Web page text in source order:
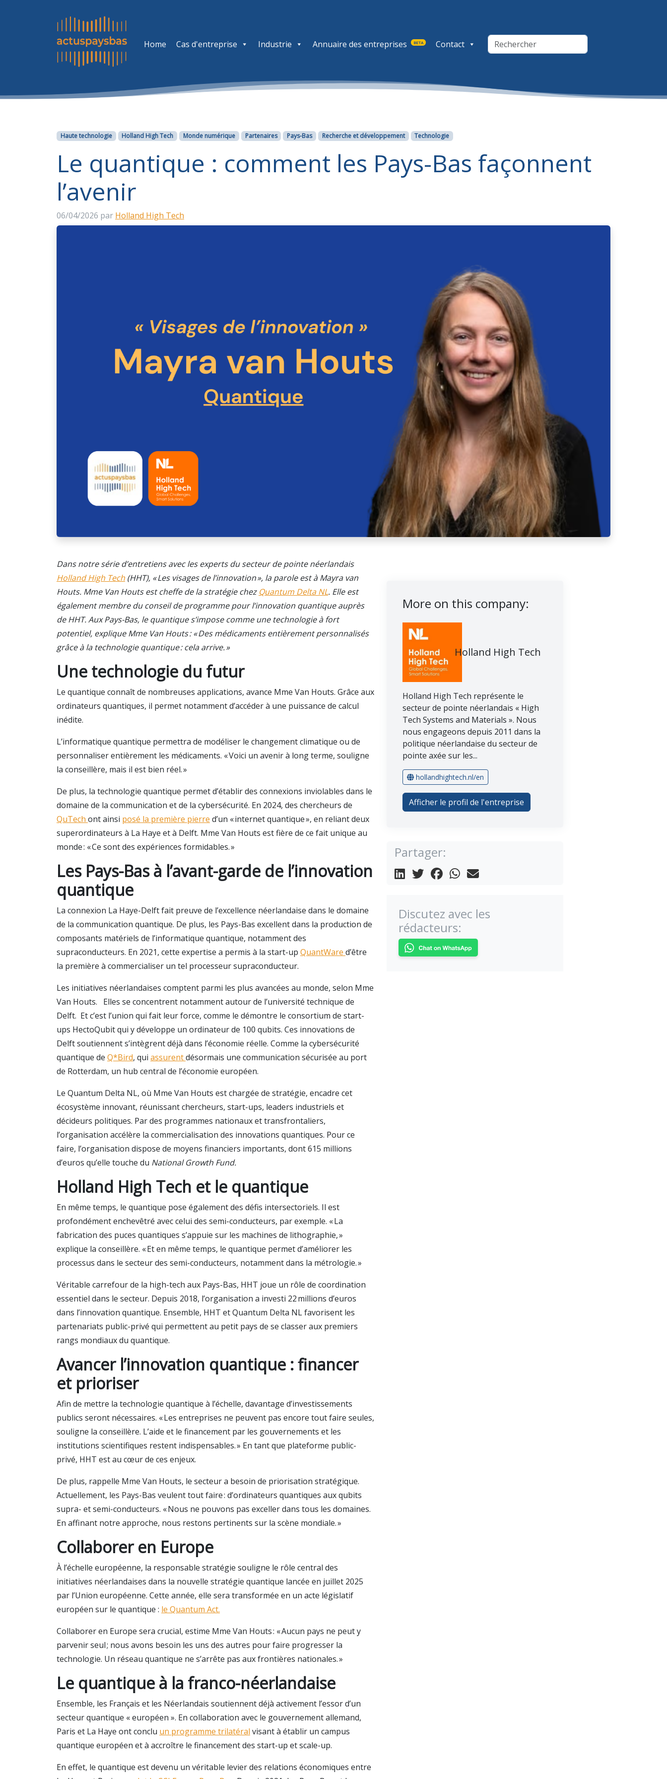
Home Cas d'entreprise Industrie Annuaire des entreprises BETA Contact
Catégories
Haute technologie Holland High Tech Monde numérique Partenaires Pays-Bas Recherche et développement Technologie
Le quantique : comment les Pays-Bas façonnent
l’avenir
06/04/2026 par Holland High Tech
Dans notre série d’entretiens avec les experts du secteur de pointe néerlandais
Holland High Tech (HHT), « Les visages de l’innovation », la parole est à Mayra van
Houts. Mme Van Houts est cheffe de la stratégie chez Quantum Delta NL. Elle est
également membre du conseil de programme pour l’innovation quantique auprès
de HHT. Aux Pays-Bas, le quantique s’impose comme une technologie à fort
potentiel, explique Mme Van Houts : « Des médicaments entièrement personnalisés
grâce à la technologie quantique : cela arrive. »
Une technologie du futur
Le quantique connaît de nombreuses applications, avance Mme Van Houts. Grâce aux
ordinateurs quantiques, il permet notamment d’accéder à une puissance de calcul
inédite.
L’informatique quantique permettra de modéliser le changement climatique ou de
personnaliser entièrement les médicaments. « Voici un avenir à long terme, souligne
la conseillère, mais il est bien réel. »
De plus, la technologie quantique permet d’établir des connexions inviolables dans le
domaine de la communication et de la cybersécurité. En 2024, des chercheurs de
QuTech ont ainsi posé la première pierre d’un « internet quantique », en reliant deux
superordinateurs à La Haye et à Delft. Mme Van Houts est fière de ce fait unique au
monde : « Ce sont des expériences formidables. »
Les Pays-Bas à l’avant-garde de l’innovation
quantique
La connexion La Haye-Delft fait preuve de l’excellence néerlandaise dans le domaine
de la communication quantique. De plus, les Pays-Bas excellent dans la production de
composants matériels de l’informatique quantique, notamment des
supraconducteurs. En 2021, cette expertise a permis à la start-up QuantWare d’être
la première à commercialiser un tel processeur supraconducteur.
Les initiatives néerlandaises comptent parmi les plus avancées au monde, selon Mme
Van Houts. Elles se concentrent notamment autour de l’université technique de
Delft. Et c’est l’union qui fait leur force, comme le démontre le consortium de start-
ups HectoQubit qui y développe un ordinateur de 100 qubits. Ces innovations de
Delft soutiennent s’intègrent déjà dans l’économie réelle. Comme la cybersécurité
quantique de Q*Bird, qui assurentdésormais une communication sécurisée au port
de Rotterdam, un hub central de l’économie européen.
Le Quantum Delta NL, où Mme Van Houts est chargée de stratégie, encadre cet
écosystème innovant, réunissant chercheurs, start-ups, leaders industriels et
décideurs politiques. Par des programmes nationaux et transfrontaliers,
l’organisation accélère la commercialisation des innovations quantiques. Pour ce
faire, l’organisation dispose de moyens financiers importants, dont 615 millions
d’euros qu’elle touche du National Growth Fund.
Holland High Tech et le quantique
En même temps, le quantique pose également des défis intersectoriels. Il est
profondément enchevêtré avec celui des semi-conducteurs, par exemple. « La
fabrication des puces quantiques s’appuie sur les machines de lithographie, »
explique la conseillère. « Et en même temps, le quantique permet d’améliorer les
processus dans le secteur des semi-conducteurs, notamment dans la métrologie. »
Véritable carrefour de la high-tech aux Pays-Bas, HHT joue un rôle de coordination
essentiel dans le secteur. Depuis 2018, l’organisation a investi 22 millions d’euros
dans l’innovation quantique. Ensemble, HHT et Quantum Delta NL favorisent les
partenariats public-privé qui permettent au petit pays de se classer aux premiers
rangs mondiaux du quantique.
Avancer l’innovation quantique : financer
et prioriser
Afin de mettre la technologie quantique à l’échelle, davantage d’investissements
publics seront nécessaires. « Les entreprises ne peuvent pas encore tout faire seules,
souligne la conseillère. L’aide et le financement par les gouvernements et les
institutions scientifiques restent indispensables. » En tant que plateforme public-
privé, HHT est au cœur de ces enjeux.
De plus, rappelle Mme Van Houts, le secteur a besoin de priorisation stratégique.
Actuellement, les Pays-Bas veulent tout faire : d’ordinateurs quantiques aux qubits
supra- et semi-conducteurs. « Nous ne pouvons pas exceller dans tous les domaines.
En affinant notre approche, nous restons pertinents sur la scène mondiale. »
Collaborer en Europe
À l’échelle européenne, la responsable stratégie souligne le rôle central des
initiatives néerlandaises dans la nouvelle stratégie quantique lancée en juillet 2025
par l’Union européenne. Cette année, elle sera transformée en un acte législatif
européen sur le quantique : le Quantum Act.
Collaborer en Europe sera crucial, estime Mme Van Houts : « Aucun pays ne peut y
parvenir seul ; nous avons besoin les uns des autres pour faire progresser la
technologie. Un réseau quantique ne s’arrête pas aux frontières nationales. »
Le quantique à la franco-néerlandaise
Ensemble, les Français et les Néerlandais soutiennent déjà activement l’essor d’un
secteur quantique « européen ». En collaboration avec le gouvernement allemand,
Paris et La Haye ont conclu un programme trilatéral visant à établir un campus
quantique européen et à accroître le financement des start-up et scale-up.
En effet, le quantique est devenu un véritable levier des relations économiques entre
More on this company:
Holland High Tech
Holland High Tech représente le
secteur de pointe néerlandais « High
Tech Systems and Materials ». Nous
nous engageons depuis 2011 dans la
politique néerlandaise du secteur de
pointe axée sur les...
hollandhightech.nl/en
Afficher le profil de l'entreprise
Partager:
Discutez avec les
rédacteurs: